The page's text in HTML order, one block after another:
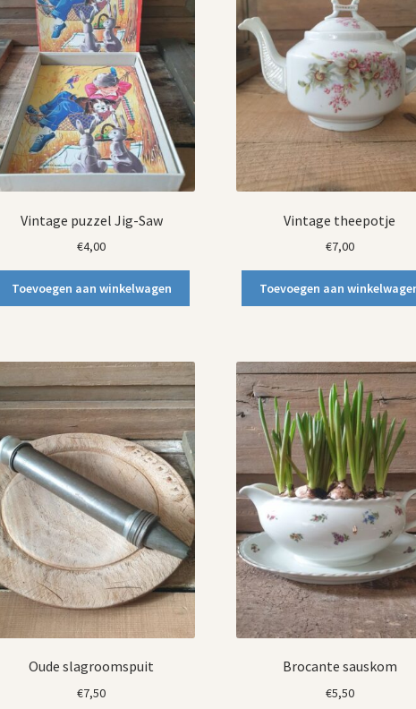
Vintage puzzel Jig-Saw
€4,00
Toevoegen aan winkelwagen
Vintage theepotje
€7,00
Toevoegen aan
Oude slagroomspuit
€7,50
Brocante sauskom
€5,50